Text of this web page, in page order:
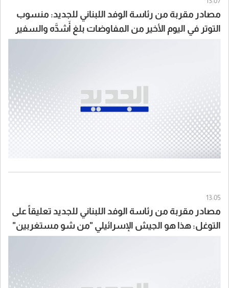
مصادر مقربة من رئاسة الوفد اللبناني للجديد: منسوب
التوتر في اليوم الأخير من المفاوضات بلغ أَشدَّه والسفير
13:05
مصادر مقربة من رئاسة الوفد اللبناني للجديد تعليقاً على
التوغل: هذا هو الجيش الإسرائيلي "من شو مستغربين"